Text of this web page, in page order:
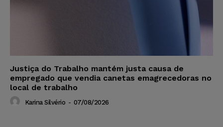
Justiça do Trabalho mantém justa causa de
empregado que vendia canetas emagrecedoras no
local de trabalho
Karina Silvério - 07/08/2026